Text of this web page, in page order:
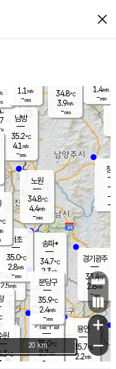
close
℃
mm
과천
34.6℃
2.5m/s
- mm
용인
35.7℃
2.2m/s
경기광주
33.4℃
2.8m/s
-mm
34.8℃
3.9m/s
-mm
창
-
-m/
-
1.4m/s
-mm
노원
34.8℃
4.4m/s
-mm
송파*
34.7℃
2.3m/s
-mm
서초
35.0℃
2.8m/s
-mm
남방
35.2℃
4.1 m/s
-mm
기흥구갈
35.0℃
2.7m/s
-
분당구
35.9℃
2.4m/s
-mm
원
℃
m/s
s
1.1 m/s
-mm
+
−
20 km